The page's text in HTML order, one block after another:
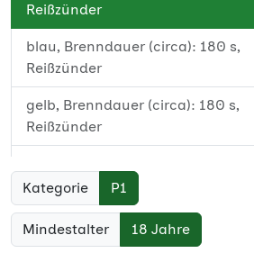
Reißzünder
blau, Brenndauer (circa): 180 s,
Reißzünder
gelb, Brenndauer (circa): 180 s,
Reißzünder
Reißzünder
grün, Brenndauer (circa): 180 s,
Reißzünder
Kategorie P1
Mindestalter 18 Jahre